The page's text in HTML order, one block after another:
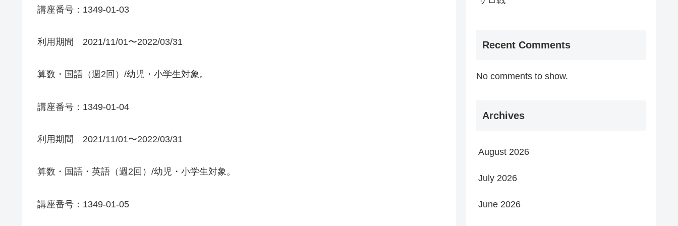
講座番号：1349-01-03
利用期間 2021/11/01〜2022/03/31
算数・国語（週2回）/幼児・小学生対象。
講座番号：1349-01-04
利用期間 2021/11/01〜2022/03/31
算数・国語・英語（週2回）/幼児・小学生対象。
講座番号：1349-01-05
Recent Comments
No comments to show.
Archives
August 2026
July 2026
June 2026